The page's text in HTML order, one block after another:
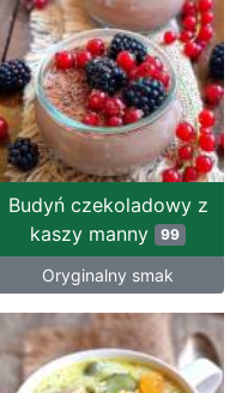
Budyń czekoladowy z
kaszy manny 99
Oryginalny smak